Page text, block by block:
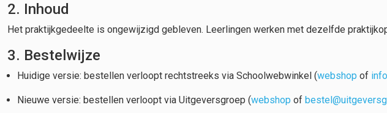
2. Inhoud
Het praktijkgedeelte is ongewijzigd gebleven. Leerlingen werken met dezelfde
3. Bestelwijze
Huidige versie: bestellen verloopt rechtstreeks via Schoolwebwinkel (webshop of
Nieuwe versie: bestellen verloopt via Uitgeversgroep (webshop of